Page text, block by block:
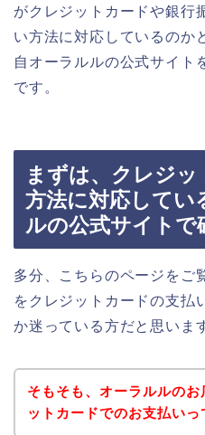
がクレジットカードや銀行
い方法に対応しているのか
自オーラルルの公式サイト
です。
まずは、クレジ
方法に対応してい
ルの公式サイトで
多分、こちらのページをご
をクレジットカードの支払
か迷っている方だと思いま
そもそも、オーラルルのお
ットカードでのお支払いっ